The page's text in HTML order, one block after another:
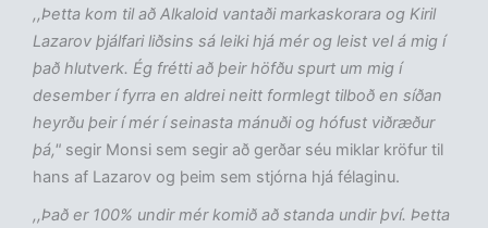
,,Þetta kom til að Alkaloid vantaði markaskorara og Kiril
Lazarov þjálfari liðsins sá leiki hjá mér og leist vel á mig í
það hlutverk. Ég frétti að þeir höfðu spurt um mig í
desember í fyrra en aldrei neitt formlegt tilboð en síðan
heyrðu þeir í mér í seinasta mánuði og hófust viðræður
þá," segir Monsi sem segir að gerðar séu miklar kröfur til
hans af Lazarov og þeim sem stjórna hjá félaginu.
,,Það er 100% undir mér komið að standa undir því. Þetta